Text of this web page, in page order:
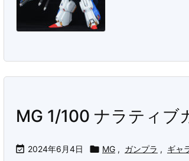
MG 1/100 ナラティブ
 2024年6月4日  MG , ガンプラ , ギャ